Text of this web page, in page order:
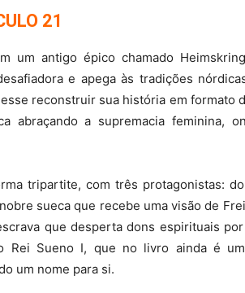
21
um antigo épico chamado
e apega às tradições
reconstruir sua história em formato
abraçando a supremacia feminina,
tripartite, com três protagonistas:
sueca que recebe uma visão de
que desperta dons espirituais
Rei Sueno I, que no livro ainda é
um nome para si.